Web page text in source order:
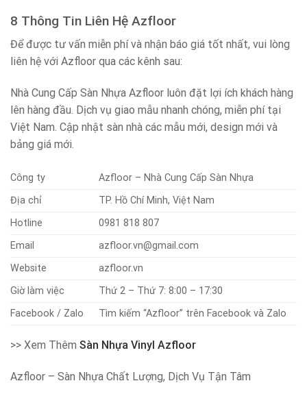
8 Thông Tin Liên Hệ Azfloor
Để được tư vấn miễn phí và nhận báo giá tốt nhất, vui lòng
liên hệ với Azfloor qua các kênh sau:
Nhà Cung Cấp Sàn Nhựa Azfloor luôn đặt lợi ích khách hàng
lên hàng đầu. Dịch vụ giao mẫu nhanh chóng, miễn phí tại
Việt Nam. Cập nhật sàn nhà các mẫu mới, design mới và
bảng giá mới.
Công ty
Azfloor – Nhà Cung Cấp Sàn Nhựa
Địa chỉ
TP. Hồ Chí Minh, Việt Nam
Hotline
0981 818 807
Email
azfloor.vn@gmail.com
Website
azfloor.vn
Giờ làm việc
Thứ 2 – Thứ 7: 8:00 – 17:30
Facebook / Zalo
Tìm kiếm “Azfloor” trên Facebook và Zalo
>> Xem Thêm Sàn Nhựa Vinyl Azfloor
Azfloor – Sàn Nhựa Chất Lượng, Dịch Vụ Tận Tâm